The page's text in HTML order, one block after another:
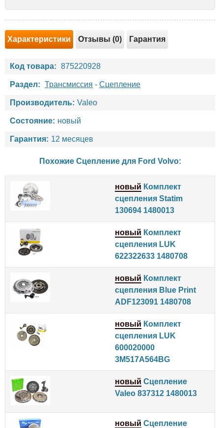
Характеристики Отзывы (0) Гарантия
Код товара: 875220928
Раздел: Трансмиссия - Сцепление
Производитель: Valeo
Состояние: новый
Гарантия: 12 месяцев
Похожие Сцепление для Ford Volvo:
новый Комплект
сцепления Statim
130694 1480013
новый Комплект
сцепления LUK
622322633 1480708
новый Комплект
сцепления Blue Print
ADF123091 1480708
новый Комплект
сцепления LUK
600020000
3M517A564BG
новый Сцепление
Valeo 837312 1480013
новый Сцепление